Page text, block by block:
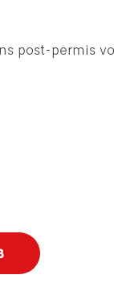
post-permis